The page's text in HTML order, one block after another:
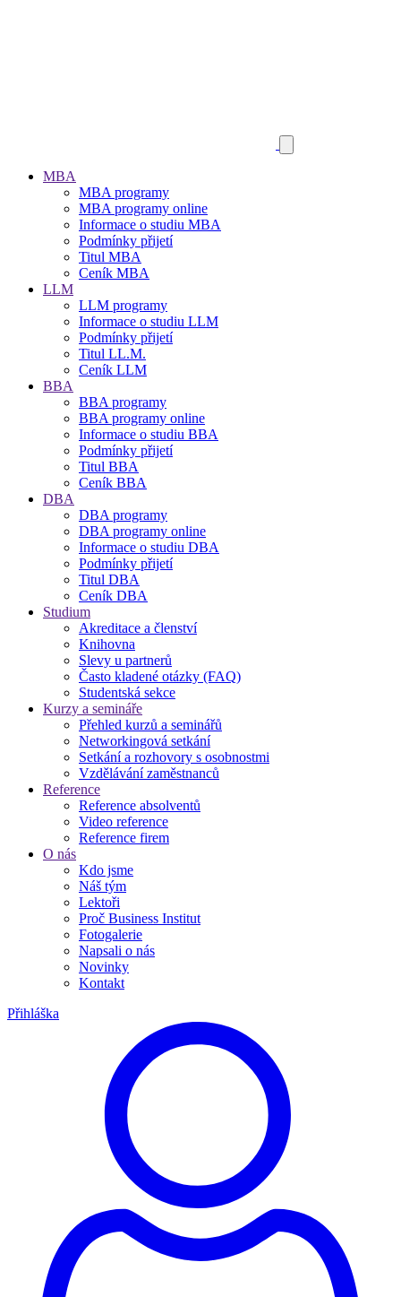
MBA
MBA programy
MBA programy online
Informace o studiu MBA
Podmínky přijetí
Titul MBA
Ceník MBA
LLM
LLM programy
Informace o studiu LLM
Podmínky přijetí
Titul LL.M.
Ceník LLM
BBA
BBA programy
BBA programy online
Informace o studiu BBA
Podmínky přijetí
Titul BBA
Ceník BBA
DBA
DBA programy
DBA programy online
Informace o studiu DBA
Podmínky přijetí
Titul DBA
Ceník DBA
Studium
Akreditace a členství
Knihovna
Slevy u partnerů
Často kladené otázky (FAQ)
Studentská sekce
Kurzy a semináře
Přehled kurzů a seminářů
Networkingová setkání
Setkání a rozhovory s osobnostmi
Vzdělávání zaměstnanců
Reference
Reference absolventů
Video reference
Reference firem
O nás
Kdo jsme
Náš tým
Lektoři
Proč Business Institut
Fotogalerie
Napsali o nás
Novinky
Kontakt
Přihláška